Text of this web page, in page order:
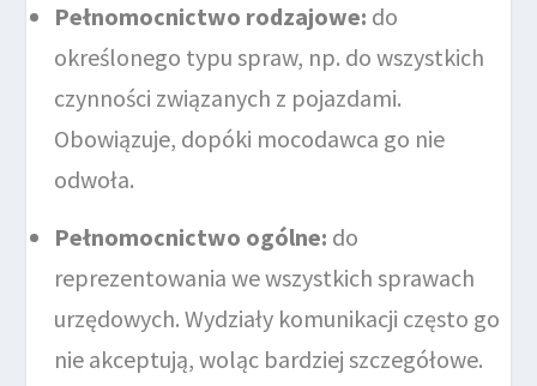
Pełnomocnictwo rodzajowe: do
określonego typu spraw, np. do wszystkich
czynności związanych z pojazdami.
Obowiązuje, dopóki mocodawca go nie
odwoła.
Pełnomocnictwo ogólne: do
reprezentowania we wszystkich sprawach
urzędowych. Wydziały komunikacji często go
nie akceptują, woląc bardziej szczegółowe.